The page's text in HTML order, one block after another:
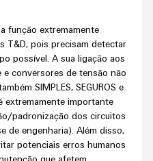
função extremamente
T&D, pois precisam detectar
possível. A sua ligação aos
conversores de tensão não
SIMPLES, SEGUROS e
extremamente importante
padronização dos circuitos
de engenharia). Além disso,
potenciais erros humanos
que afetem